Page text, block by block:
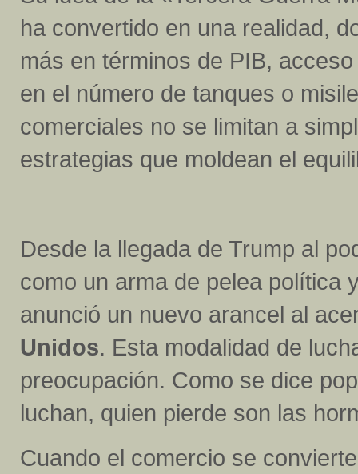
ha convertido en una realidad,
más en términos de PIB,
en el número de tanques o
comerciales no se limitan a
estrategias que moldean el
Desde la llegada de Trump al
como un arma de pelea política
anunció un nuevo arancel al
Unidos. Esta modalidad de
preocupación. Como se dice
luchan, quien pierde son las
Cuando el comercio se